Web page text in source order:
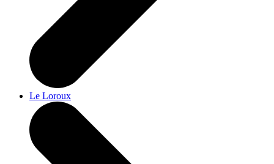
Le Loroux